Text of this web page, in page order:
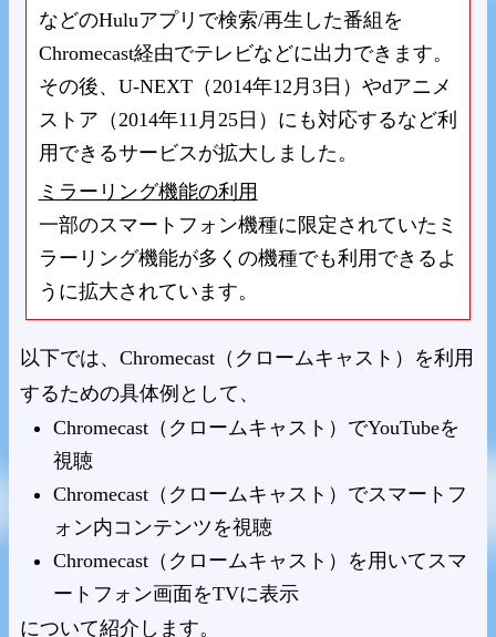
などのHuluアプリで検索/再生した番組を
Chromecast経由でテレビなどに出力できます。
その後、U-NEXT（2014年12月3日）やdアニメ
ストア（2014年11月25日）にも対応するなど利
用できるサービスが拡大しました。
ミラーリング機能の利用
一部のスマートフォン機種に限定されていたミ
ラーリング機能が多くの機種でも利用できるよ
うに拡大されています。
以下では、Chromecast（クロームキャスト）を利用
するための具体例として、
Chromecast（クロームキャスト）でYouTubeを
視聴
Chromecast（クロームキャスト）でスマートフ
ォン内コンテンツを視聴
Chromecast（クロームキャスト）を用いてスマ
ートフォン画面をTVに表示
について紹介します。